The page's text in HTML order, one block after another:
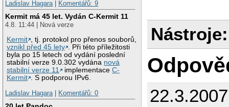
Ladislav Hagara | Komentářů: 9
Kermit má 45 let. Vydán C-Kermit 11
4.8. 11:44 | Nová verze
Kermit , tj. protokol pro přenos souborů,
vznikl před 45 lety . Při této příležitosti
byla po 15 letech od vydání poslední
stabilní verze 9.0.302 vydána nová
stabilní verze 11
implementaceC-
Kermit . S podporou IPv6.
Ladislav Hagara | Komentářů: 0
Nástroje: